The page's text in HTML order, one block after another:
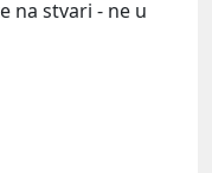
na stvari - ne u